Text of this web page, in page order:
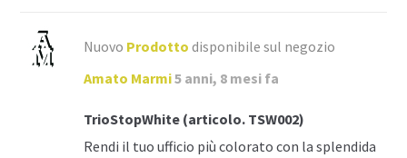
Nuovo Prodotto disponibile sul negozio
Amato Marmi5 anni, 8 mesi fa
TrioStopWhite (articolo. TSW002)
Rendi il tuo ufficio più colorato con la splendida